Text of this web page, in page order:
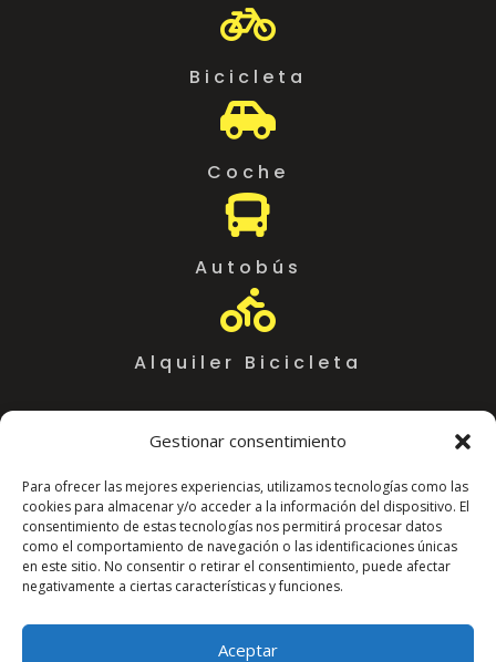
Gestionar consentimiento
Para ofrecer las mejores experiencias, utilizamos tecnologías como las
cookies para almacenar y/o acceder a la información del dispositivo. El
consentimiento de estas tecnologías nos permitirá procesar datos
como el comportamiento de navegación o las identificaciones únicas
en este sitio. No consentir o retirar el consentimiento, puede afectar
negativamente a ciertas características y funciones.
Aceptar

Bicicleta

Coche

Autobús

Alquiler Bicicleta